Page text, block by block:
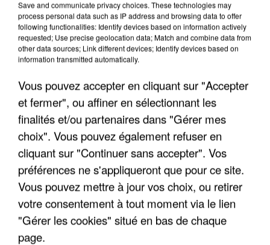
ENFOIRÉS"
"ON N'EST PAS DES PARENTS
PARFAITS"
Save and communicate privacy choices. These technologies may
process personal data such as IP address and browsing data to offer
following functionalities: Identify devices based on information actively
requested; Use precise geolocation data; Match and combine data from
other data sources; Link different devices; Identify devices based on
information transmitted automatically.
Vous pouvez accepter en cliquant sur "Accepter
et fermer", ou affiner en sélectionnant les
finalités et/ou partenaires dans "Gérer mes
choix". Vous pouvez également refuser en
cliquant sur "Continuer sans accepter". Vos
préférences ne s'appliqueront que pour ce site.
Vous pouvez mettre à jour vos choix, ou retirer
votre consentement à tout moment via le lien
"Gérer les cookies" situé en bas de chaque
page.